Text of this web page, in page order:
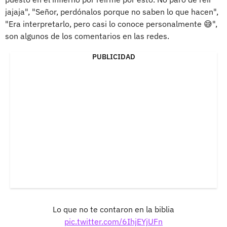
jajaja", "Señor, perdónalos porque no saben lo que hacen",
"Era interpretarlo, pero casi lo conoce personalmente 😅",
son algunos de los comentarios en las redes.
PUBLICIDAD
Lo que no te contaron en la biblia
pic.twitter.com/6IhjEYjUFn